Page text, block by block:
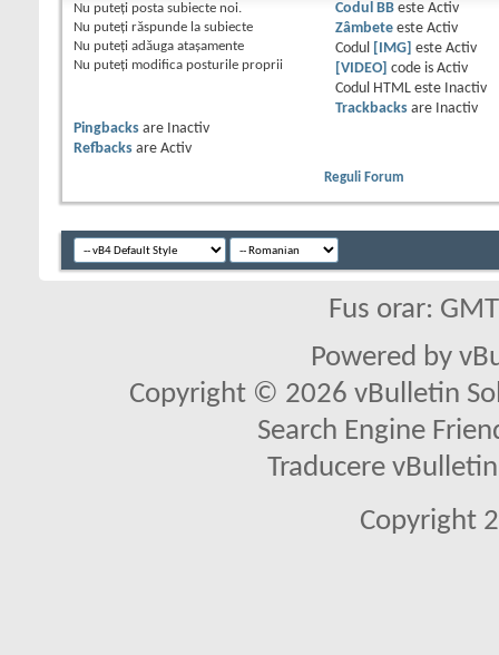
Nu puteţi posta subiecte noi.
Nu puteţi răspunde la subiecte
Nu puteţi adăuga ataşamente
Nu puteţi modifica posturile proprii
Codul BBeste Activ
Zâmbeteeste Activ
Codul
[IMG] este Activ
[VIDEO]
code is Activ
Codul HTML este
Inactiv
Trackbacksare
Inactiv
Pingbacks are
Inactiv
Refbacks are Activ
Reguli Forum
Fus orar:
Powered by
Copyright © 2026 vBulletin
Search Engine
Traducere
Copyright